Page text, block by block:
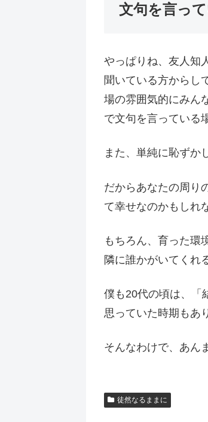
文句を言っ
やっぱりね、友人知
聞いている方からし
場の雰囲気的にみん
で文句を言っている
また、単純に恥ずか
だからあなたの周り
て幸せなのかもしれ
もちろん、育った環
隣に誰かがいてくれ
僕も20代の頃は、「
思っていた時期もあ
そんなわけで、あん
徒然なるままに